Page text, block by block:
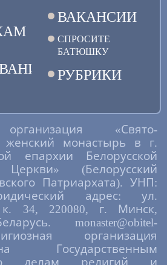
ВАКАНСИИ
СПРОСИТЕ
БАТЮШКУ
РУБРИКИ
«Свято-
женский монастырь в г.
епархии Белорусской
Церкви» (Белорусский
Патриархата). УНП:
адрес: ул.
к. 34, 220080, г. Минск,
monaster@obitel-
организация
Государственным
делам религий и